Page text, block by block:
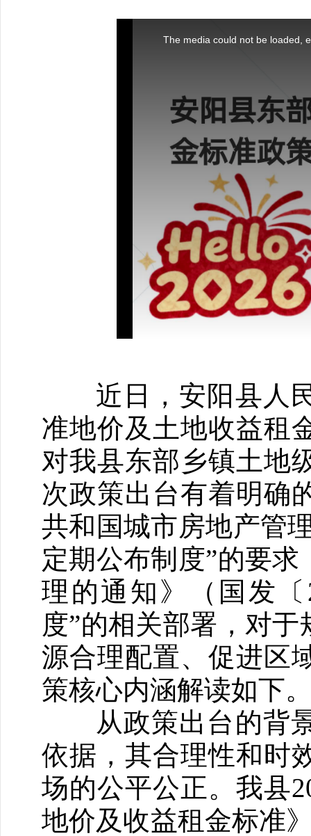
近日，安阳县人民
准地价及土地收益租
对我县东部乡镇土地
次政策出台有着明确
共和国城市房地产管
定期公布制度”的要
理的通知》（国发
度”的相关部署，对
源合理配置、促进区
策核心内涵解读如下
从政策出台的背景
依据，其合理性和时
场的公平公正。我县
地价及收益租金标准